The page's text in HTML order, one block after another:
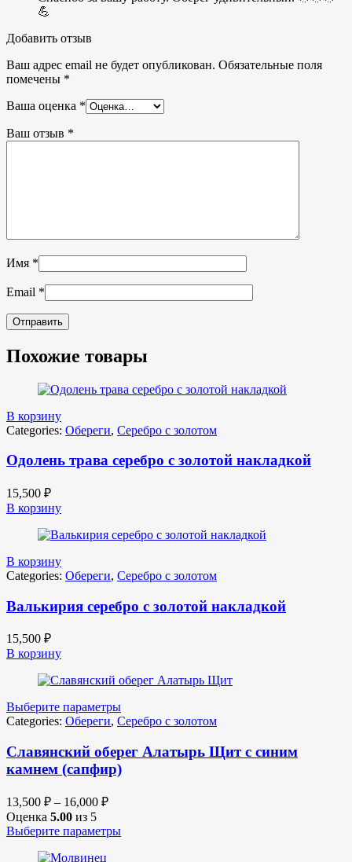
💪
Добавить отзыв
Ваш адрес email не будет опубликован. Обязательные поля
помечены *
Ваша оценка *
Ваш отзыв *
Имя *
Email *
Похожие товары
В корзину
Categories: Обереги, Серебро с золотом
Одолень трава серебро с золотой накладкой
15,500 ₽
В корзину
В корзину
Categories: Обереги, Серебро с золотом
Валькирия серебро с золотой накладкой
15,500 ₽
В корзину
Выберите параметры
Categories: Обереги, Серебро с золотом
Славянский оберег Алатырь Щит с синим
камнем (сапфир)
13,500 ₽ – 16,000 ₽
Оценка 5.00 из 5
Выберите параметры